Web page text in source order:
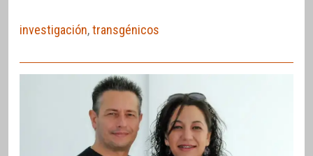
investigación,transgénicos